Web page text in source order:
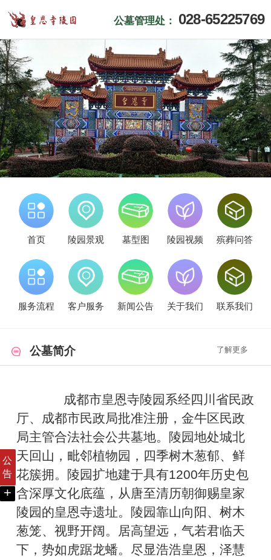
公
告
+
公墓管理处： 028-65225769
首页 陵园景观 墓型图 陵园视频 殡葬问答
服务流程 客户服务 新闻公告 关于我们 联系我们
公墓简介 了解更多
成都市皇恩寺陵园系经四川省民政
厅、成都市民政局批准注册，金牛区民政
局主管合法社会公共墓地。陵园地处城北
天回山，毗邻植物园，四季树木葱郁、鲜
花簇拥。陵园扩地建于具有1200年历史包
含深厚文化底蕴，从唐至清历朝御赐皇家
陵园的皇恩寺遗址。陵园靠山向阳、树木
葱笼、视野开阔。居高望远，气若君临天
下，势如虎踞龙蟠。尽显浩浩皇恩，泽慧